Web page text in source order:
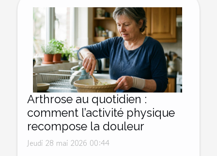
Arthrose au quotidien :
comment l’activité physique
recompose la douleur
Jeudi 28 mai 2026 00:44